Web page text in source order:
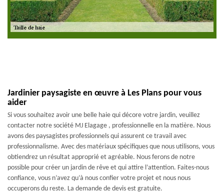
Jardinier paysagiste en œuvre à Les Plans pour vous
aider
Si vous souhaitez avoir une belle haie qui décore votre jardin, veuillez
contacter notre société MJ Elagage , professionnelle en la matière. Nous
avons des paysagistes professionnels qui assurent ce travail avec
professionnalisme. Avec des matériaux spécifiques que nous utilisons, vous
obtiendrez un résultat approprié et agréable. Nous ferons de notre
possible pour créer un jardin de rêve et qui attire l’attention. Faites-nous
confiance, vous n’avez qu’à nous confier votre projet et nous nous
occuperons du reste. La demande de devis est gratuite.